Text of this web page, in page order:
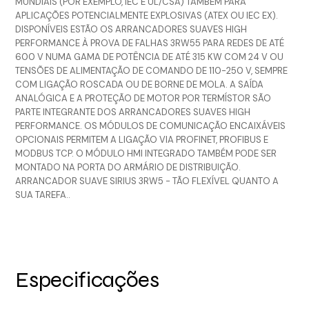
APLICAÇÕES POTENCIALMENTE EXPLOSIVAS (ATEX OU IEC EX).
DISPONÍVEIS ESTÃO OS ARRANCADORES SUAVES HIGH
PERFORMANCE À PROVA DE FALHAS 3RW55 PARA REDES DE ATÉ
600 V NUMA GAMA DE POTÊNCIA DE ATÉ 315 KW COM 24 V OU
TENSÕES DE ALIMENTAÇÃO DE COMANDO DE 110-250 V, SEMPRE
COM LIGAÇÃO ROSCADA OU DE BORNE DE MOLA. A SAÍDA
ANALÓGICA E A PROTEÇÃO DE MOTOR POR TERMÍSTOR SÃO
PARTE INTEGRANTE DOS ARRANCADORES SUAVES HIGH
PERFORMANCE. OS MÓDULOS DE COMUNICAÇÃO ENCAIXÁVEIS
OPCIONAIS PERMITEM A LIGAÇÃO VIA PROFINET, PROFIBUS E
MODBUS TCP. O MÓDULO HMI INTEGRADO TAMBÉM PODE SER
MONTADO NA PORTA DO ARMÁRIO DE DISTRIBUIÇÃO.
ARRANCADOR SUAVE SIRIUS 3RW5 - TÃO FLEXÍVEL QUANTO A
SUA TAREFA..
Especificações